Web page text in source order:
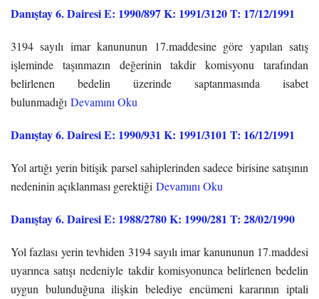
Danıştay 6. Dairesi E: 1990/897 K: 1991/3120 T: 17/12/1991
3194 sayılı imar kanununun 17.maddesine göre yapılan satış
işleminde taşınmazın değerinin takdir komisyonu tarafından
belirlenen bedelin üzerinde saptanmasında isabet
bulunmadığı Devamını Oku
Danıştay 6. Dairesi E: 1990/931 K: 1991/3101 T: 16/12/1991
Yol artığı yerin bitişik parsel sahiplerinden sadece birisine satışının
nedeninin açıklanması gerektiği Devamını Oku
Danıştay 6. Dairesi E: 1988/2780 K: 1990/281 T: 28/02/1990
Yol fazlası yerin tevhiden 3194 sayılı imar kanununun 17.maddesi
uyarınca satışı nedeniyle takdir komisyonunca belirlenen bedelin
uygun bulunduğuna ilişkin belediye encümeni kararının iptali